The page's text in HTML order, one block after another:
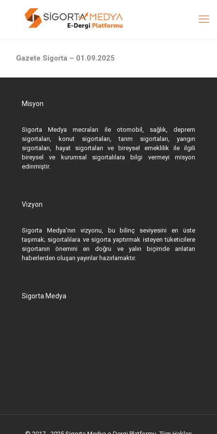
Gazete Sigorta – 01.09.2025
Misyon
Sigorta Medya mecraları ile otomobil, sağlık, deprem
sigortaları, konut sigortaları, tarım sigortaları, yangın
sigortaları, hayat sigortaları ve bireysel emeklilik ile ilgili
bireysel ve kurumsal sigortalılara bilgi vermeyi misyon
edinmiştir.
Vizyon
Sigorta Medya’nın vizyonu, bu bilinç seviyesini en üste
taşımak; sigortalılara ve sigorta yaptırmak isteyen tüketicilere
sigortanın önemini en doğru ve yalın biçimde anlatan
haberlerden oluşan yayınlar hazırlamaktır.
Sigorta Medya